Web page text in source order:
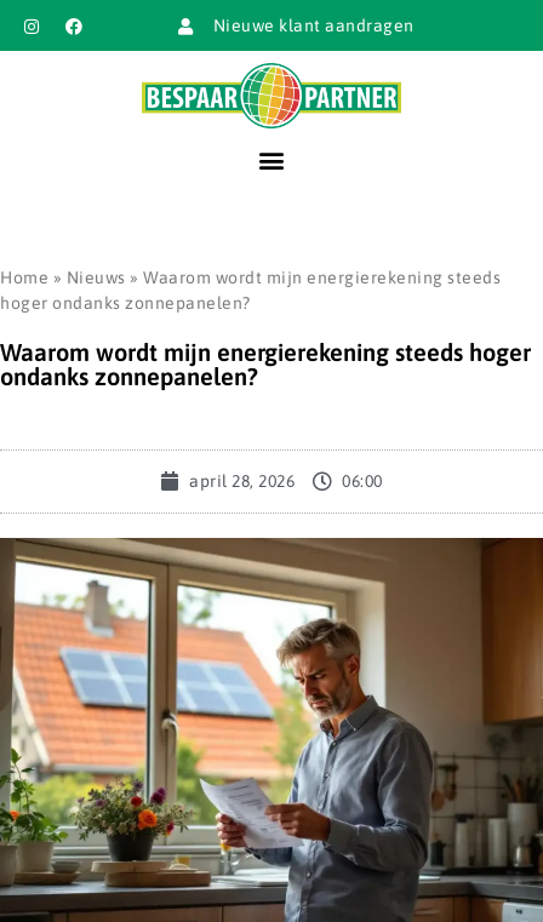
Nieuwe klant aandragen
Home » Nieuws » Waarom wordt mijn energierekening steeds
hoger ondanks zonnepanelen?
Waarom wordt mijn energierekening steeds hoger
ondanks zonnepanelen?
april 28, 2026 06:00